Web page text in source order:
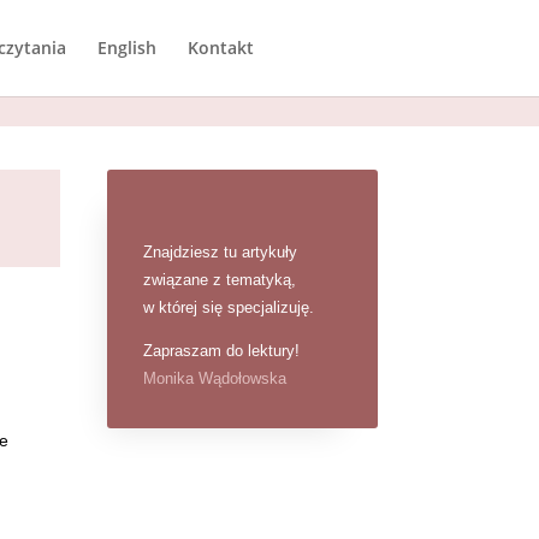
English Kontakt
Znajdziesz tu artykuły
związane z tematyką,
w której się specjalizuję.
Zapraszam do lektury!
Monika Wądołowska